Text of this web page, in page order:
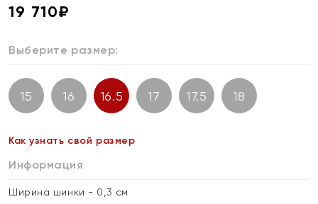
19 710₽
Выберите размер:
15 16 16.5 17 17.5 18
Как узнать свой размер
Информация
Ширина шинки - 0,3 см